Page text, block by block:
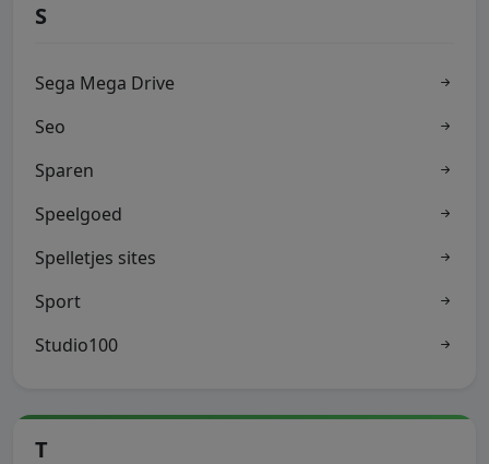
S
Sega Mega Drive
Seo
Sparen
Speelgoed
Spelletjes sites
Sport
Studio100
T